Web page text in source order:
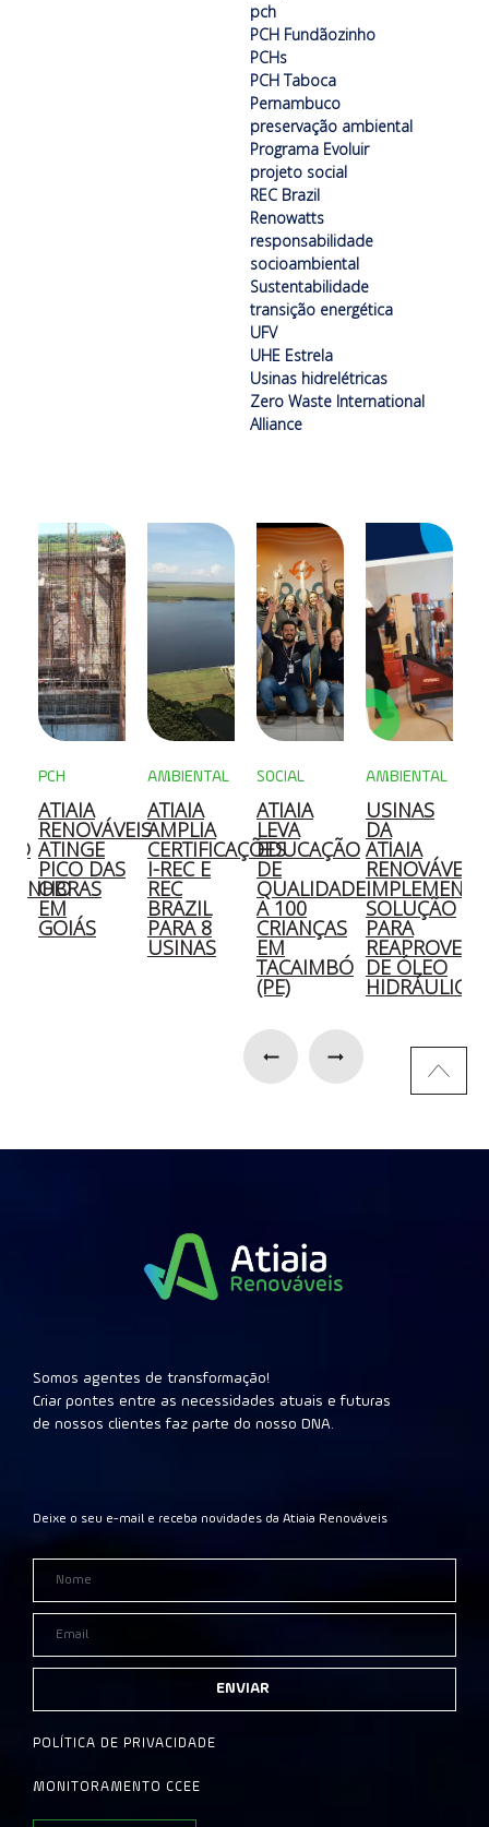
pch
PCH Fundãozinho
PCHs
PCH Taboca
Pernambuco
preservação ambiental
Programa Evoluir
projeto social
REC Brazil
Renowatts
responsabilidade
socioambiental
Sustentabilidade
transição energética
UFV
UHE Estrela
Usinas hidrelétricas
Zero Waste International
Alliance
PCH
ATIAIA
RENOVÁVEIS
ATINGE
PICO DAS
OBRAS
EM
GOIÁS
AMBIENTAL
ATIAIA
AMPLIA
CERTIFICAÇÕES
I-REC E
REC
BRAZIL
PARA 8
USINAS
SOCIAL
ATIAIA
LEVA
EDUCAÇÃO
DE
QUALIDADE
A 100
CRIANÇAS
EM
TACAIMBÓ
(PE)
AMBIENTAL
USINAS
DA
ATIAIA
RENOVÁVEIS
SOLUÇÃO
PARA
DE ÓLEO
HIDRÁULICO
Somos agentes de transformação!
Criar pontes entre as necessidades atuais e futuras
de nossos clientes faz parte do nosso DNA.
Deixe o seu e-mail e receba novidades da Atiaia Renováveis
ENVIAR
POLÍTICA DE PRIVACIDADE
MONITORAMENTO CCEE